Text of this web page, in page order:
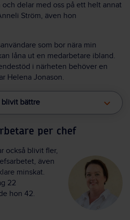
delar med oss på ett helt annat
Ström, även hon
som bor nära min
låna ut en medarbetare ibland.
i närheten behöver en
Helena Jonason.
blivit bättre
per chef
också blivit fler,
även
minskat.
22
hon 42.